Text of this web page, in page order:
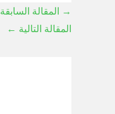
→
المقالة السابقة
المقالة التالية ←